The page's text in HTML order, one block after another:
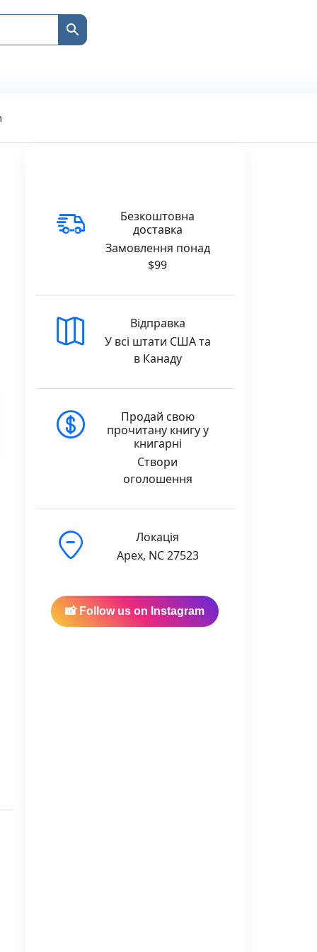
Безкоштовна
доставка
Замовлення понад
$99
Відправка
У всі штати США та
в Канаду
Продай свою
прочитану книгу у
книгарні
Створи
оголошення
Локація
Apex, NC 27523
📸 Follow us on Instagram